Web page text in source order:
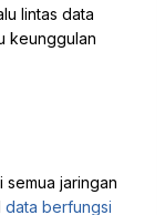
lintas data
keunggulan
semua jaringan
data berfungsi